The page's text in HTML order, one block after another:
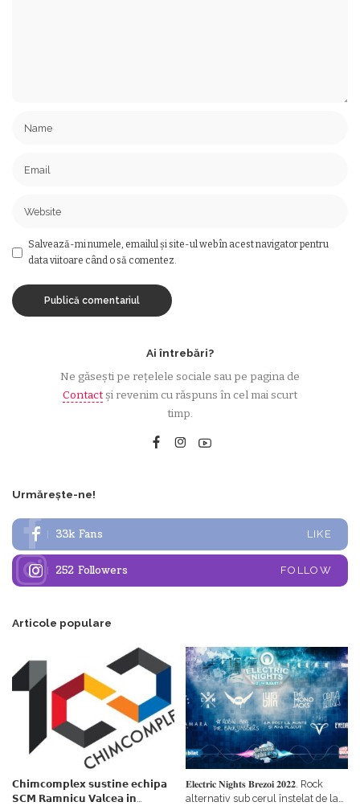
Salvează-mi numele, emailul și site-ul web în acest navigator pentru
data viitoare când o să comentez.
Ai întrebări?
Ne găsești pe rețelele sociale sau pe pagina de
Contactși revenim cu răspuns în cel mai scurt
timp.
Urmărește-ne!
33k Fans LIKE
252 Followers FOLLOW
Articole populare
𝗖𝗵𝗶𝗺𝗰𝗼𝗺𝗽𝗹𝗲𝘅 𝘀𝘂𝘀𝘁𝗶𝗻𝗲 𝗲𝗰𝗵𝗶𝗽𝗮
𝗦𝗖𝗠 𝗥𝗮𝗺𝗻𝗶𝗰𝘂 𝗩𝗮𝗹𝗰𝗲𝗮 𝗶𝗻
𝐄𝐥𝐞𝐜𝐭𝐫𝐢𝐜 𝐍𝐢𝐠𝐡𝐭𝐬 𝐁𝐫𝐞𝐳𝐨𝐢 𝟐𝟎𝟐𝟐. Rock
alternativ sub cerul înstelat de la